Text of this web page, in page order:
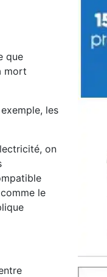
que
mort
les
on
le